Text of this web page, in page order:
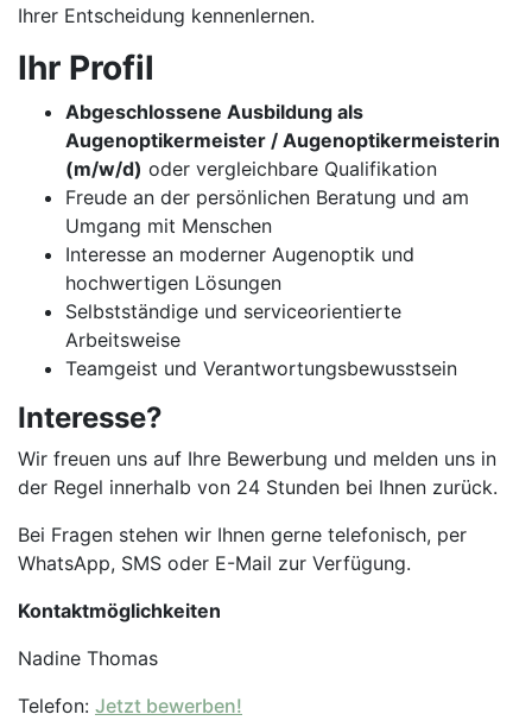
Ihrer Entscheidung kennenlernen.
Ihr Profil
Abgeschlossene Ausbildung als
Augenoptikermeister / Augenoptikermeisterin
(m/w/d) oder vergleichbare Qualifikation
Freude an der persönlichen Beratung und am
Umgang mit Menschen
Interesse an moderner Augenoptik und
hochwertigen Lösungen
Selbstständige und serviceorientierte
Arbeitsweise
Teamgeist und Verantwortungsbewusstsein
Interesse?
Wir freuen uns auf Ihre Bewerbung und melden uns in
der Regel innerhalb von 24 Stunden bei Ihnen zurück.
Bei Fragen stehen wir Ihnen gerne telefonisch, per
WhatsApp, SMS oder E-Mail zur Verfügung.
Kontaktmöglichkeiten
Nadine Thomas
Telefon: Jetzt bewerben!